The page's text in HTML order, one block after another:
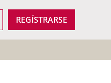
REGÍSTRARSE